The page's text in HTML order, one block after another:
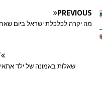
PREVIOUS
מה יקרה לכלכלת ישראל ביום
שאלות באמונה של ילד